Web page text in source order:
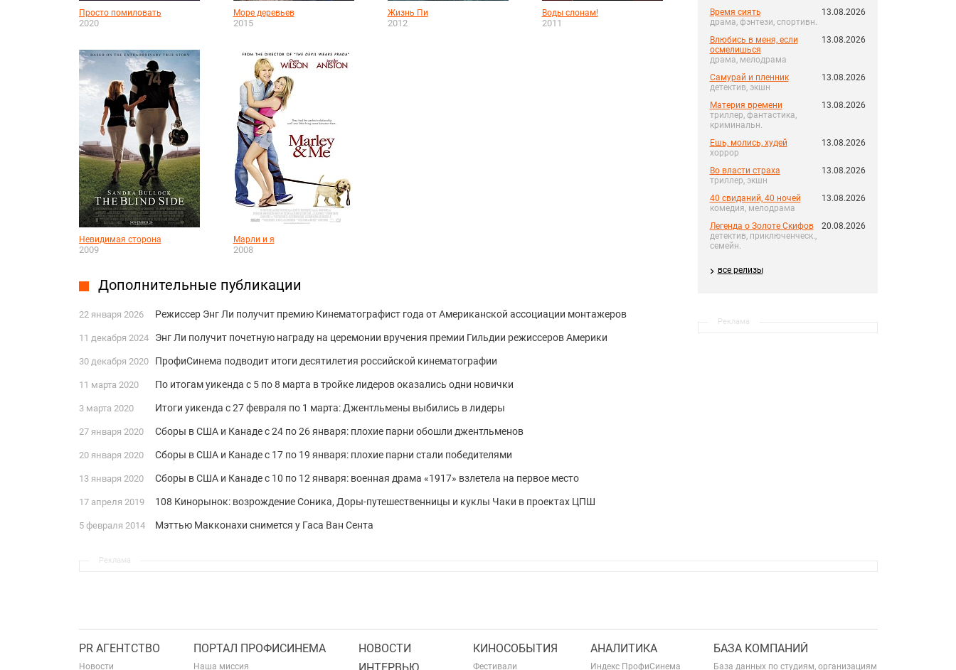
Время сиять
драма, фэнтези, спортивн.
13.08.2026
Влюбись в меня, если
осмелишься
драма, мелодрама
13.08.2026
Самурай и пленник
детектив, экшн
13.08.2026
Материя времени
триллер, фантастика,
криминальн.
13.08.2026
Ешь, молись, худей
хоррор
13.08.2026
Во власти страха
триллер, экшн
13.08.2026
40 свиданий, 40 ночей
комедия, мелодрама
13.08.2026
Легенда о Золоте Скифов
детектив, приключенческ.,
семейн.
20.08.2026
все релизы
Реклама
Просто помиловать
2020
Море деревьев
2015
Жизнь Пи
2012
Воды слонам!
2011
Невидимая сторона
2009
Марли и я
2008
Дополнительные публикации
22 января 2026 Режиссер Энг Ли получит премию Кинематографист года от Американской ассоциации монтажеров
11 декабря 2024 Энг Ли получит почетную награду на церемонии вручения премии Гильдии режиссеров Америки
30 декабря 2020 ПрофиСинема подводит итоги десятилетия российской кинематографии
11 марта 2020 По итогам уикенда с 5 по 8 марта в тройке лидеров оказались одни новички
3 марта 2020 Итоги уикенда с 27 февраля по 1 марта: Джентльмены выбились в лидеры
27 января 2020 Сборы в США и Канаде с 24 по 26 января: плохие парни обошли джентльменов
20 января 2020 Сборы в США и Канаде с 17 по 19 января: плохие парни стали победителями
13 января 2020 Сборы в США и Канаде с 10 по 12 января: военная драма «1917» взлетела на первое место
17 апреля 2019 108 Кинорынок: возрождение Соника, Доры-путешественницы и куклы Чаки в проектах ЦПШ
5 февраля 2014 Мэттью Макконахи снимется у Гаса Ван Сента
Реклама
PR АГЕНТСТВО
Новости
ПОРТАЛ ПРОФИСИНЕМА
Наша миссия
НОВОСТИ
ИНТЕРВЬЮ
КИНОСОБЫТИЯ
Фестивали
АНАЛИТИКА
Индекс ПрофиСинема
БАЗА КОМПАНИЙ
База данных по студиям, организациям